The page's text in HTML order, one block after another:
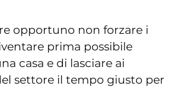
opportuno non forzare i
prima possibile
casa e di lasciare ai
settore il tempo giusto per